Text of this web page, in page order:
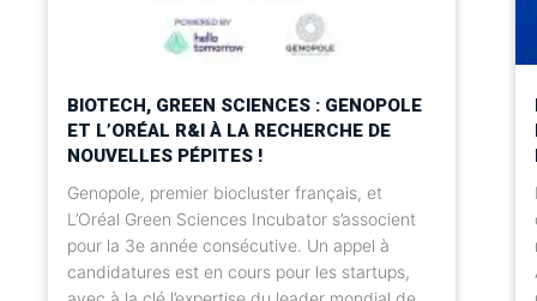
BIOTECH, GREEN SCIENCES : GENOPOLE
ET L’ORÉAL R&I À LA RECHERCHE DE
NOUVELLES PÉPITES !
Genopole, premier biocluster français, et
L’Oréal Green Sciences Incubator s’associent
pour la 3e année consécutive. Un appel à
candidatures est en cours pour les startups,